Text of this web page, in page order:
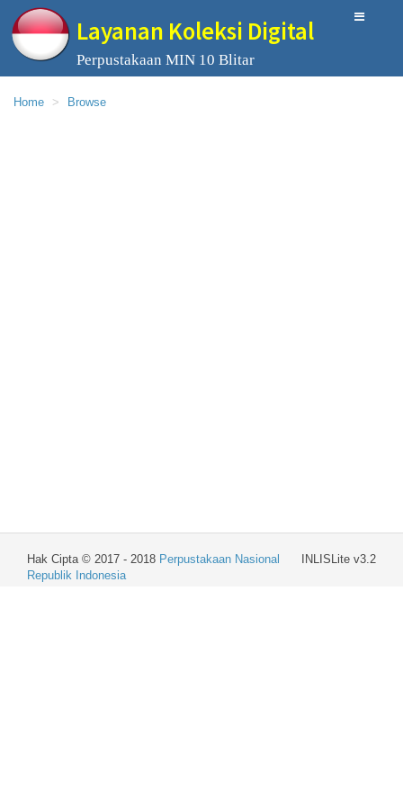
Layanan Koleksi Digital
Perpustakaan MIN 10 Blitar
Home Browse
INLISLite v3.2
Hak Cipta © 2017 - 2018 Perpustakaan Nasional
Republik Indonesia